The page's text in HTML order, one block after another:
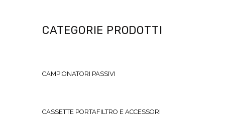
CATEGORIE PRODOTTI
CAMPIONATORI PASSIVI
CASSETTE PORTAFILTRO E ACCESSORI